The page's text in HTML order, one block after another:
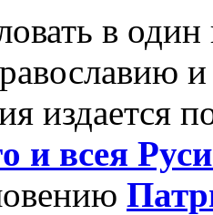
в
издается
и всея